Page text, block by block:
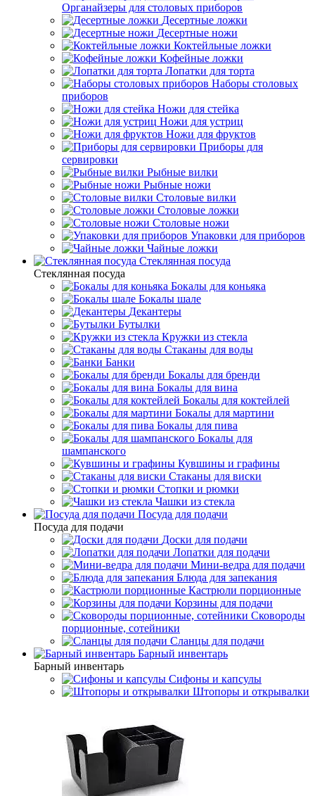
Органайзеры для столовых приборов
Десертные ложки
Десертные ножи
Коктейльные ложки
Кофейные ложки
Лопатки для торта
Наборы столовых
приборов
Ножи для стейка
Ножи для устриц
Ножи для фруктов
Приборы для
сервировки
Рыбные вилки
Рыбные ножи
Столовые вилки
Столовые ложки
Столовые ножи
Упаковки для приборов
Чайные ложки
Стеклянная посуда
Стеклянная посуда
Бокалы для коньяка
Бокалы шале
Декантеры
Бутылки
Кружки из стекла
Стаканы для воды
Банки
Бокалы для бренди
Бокалы для вина
Бокалы для коктейлей
Бокалы для мартини
Бокалы для пива
Бокалы для
шампанского
Кувшины и графины
Стаканы для виски
Стопки и рюмки
Чашки из стекла
Посуда для подачи
Посуда для подачи
Доски для подачи
Лопатки для подачи
Мини-ведра для подачи
Блюда для запекания
Кастрюли порционные
Корзины для подачи
Сковороды
порционные, сотейники
Сланцы для подачи
Барный инвентарь
Барный инвентарь
Сифоны и капсулы
Штопоры и открывалки